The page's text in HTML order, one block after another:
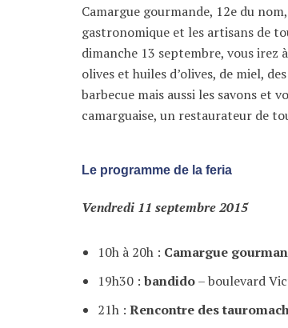
Camargue gourmande, 12e du
gastronomique et les artisans de
dimanche 13 septembre, vous irez
olives et huiles d’olives, de miel,
barbecue mais aussi les savons et
camarguaise, un restaurateur de
Le programme de la feria
Vendredi 11 septembre 2015
10h à 20h : Camargue
19h30 :bandido– boulevard
21h :Rencontre des